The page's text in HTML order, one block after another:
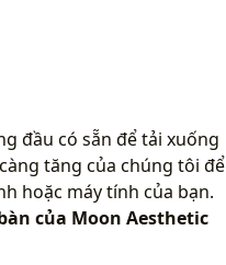
đầu có sẵn để tải xuống
tăng của chúng tôi để
hoặc máy tính của bạn.
của Moon Aesthetic